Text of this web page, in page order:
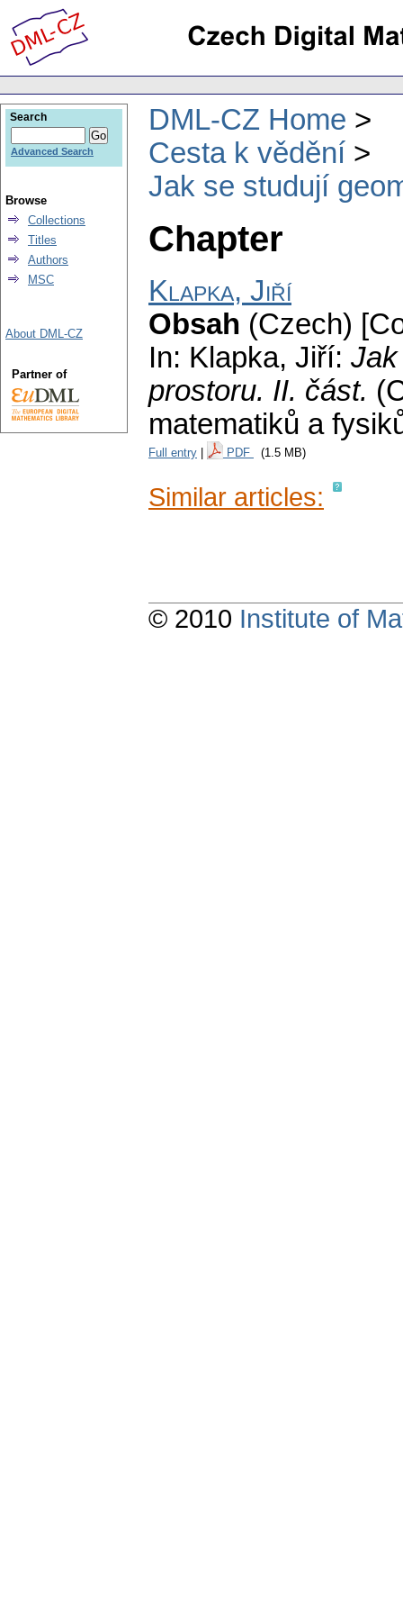
DML-CZ Home
Cesta k vědění
Jak se studují
Chapter
Klapka, Jiří
Obsah (Czech)
In: Klapka, Jiří:
prostoru. II. část.
matematiků a
Full entry PDF (1.5 MB)
Similar articles:
Search
Advanced Search
Browse
Collections
Titles
Authors
MSC
About DML-CZ
Partner of
© 2010 Institute of